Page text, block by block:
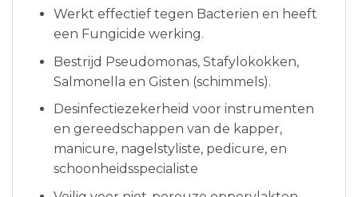
Werkt effectief tegen Bacterien en heeft
een Fungicide werking.
Bestrijd Pseudomonas, Stafylokokken,
Salmonella en Gisten (schimmels).
Desinfectiezekerheid voor instrumenten
en gereedschappen van de kapper,
manicure, nagelstyliste, pedicure, en
schoonheidsspecialiste